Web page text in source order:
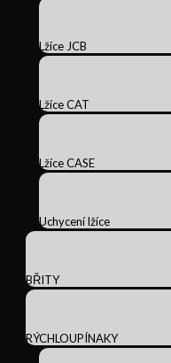
Lžíce JCB
Lžíce CAT
Lžíce CASE
Uchycení lžíce
BŘITY
RÝCHLOUPÍNAKY